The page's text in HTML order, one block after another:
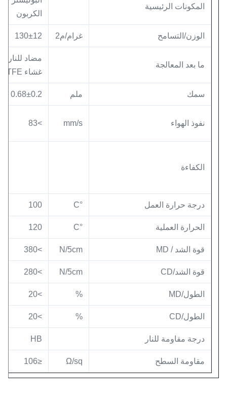
المكونات الرئيسية
الكربون
الوزن/التسامح غرام/م2 130±12
ما بعد المعالجة
مضاد للنار
غشاء PTFE
سمك ملم 0.68±0.2
نفوذ الهواء mm/s
>83
الكفاءة
درجة حرارة العمل °C
100
الحرارة العملية °C
120
قوة الشد / MD N/5cm
>380
قوة الشد/CD N/5cm
>280
الطول/MD %
>20
الطول/CD %
>20
درجة مقاومة للنار HB
مقاومة السطح Ω/sq
≤106